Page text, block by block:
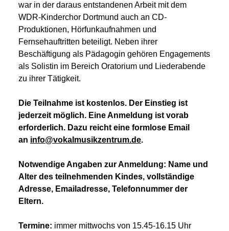
war in der daraus entstandenen Arbeit mit dem
WDR-Kinderchor Dortmund auch an CD-
Produktionen, Hörfunkaufnahmen und
Fernsehauftritten beteiligt. Neben ihrer
Beschäftigung als Pädagogin gehören Engagements
als Solistin im Bereich Oratorium und Liederabende
zu ihrer Tätigkeit.
Die Teilnahme ist kostenlos. Der Einstieg ist
jederzeit möglich. Eine Anmeldung ist vorab
erforderlich. Dazu reicht eine formlose Email
an info@vokalmusikzentrum.de.
Notwendige Angaben zur Anmeldung: Name und
Alter des teilnehmenden Kindes, vollständige
Adresse, Emailadresse, Telefonnummer der
Eltern.
Termine: immer mittwochs von 15.45-16.15 Uhr